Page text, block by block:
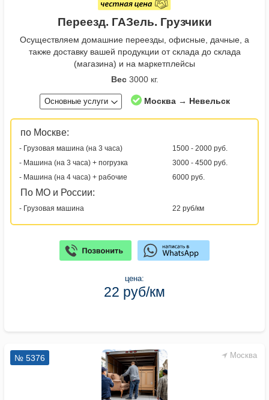
Переезд. ГАЗель. Грузчики
Осуществляем домашние переезды, офисные, дачные, а
также доставку вашей продукции от склада до склада
(магазина) и на маркетплейсы
Вес3000 кг.
Основные услуги Москва → Невельск
по Москве:
- Грузовая машина (на 3 часа)
1500 - 2000 руб.
- Машина (на 3 часа) + погрузка
3000 - 4500 руб.
- Машина (на 4 часа) + рабочие
6000 руб.
По МО и России:
- Грузовая машина 22 руб/км
цена:
22 руб/км
Москва
№ 5376